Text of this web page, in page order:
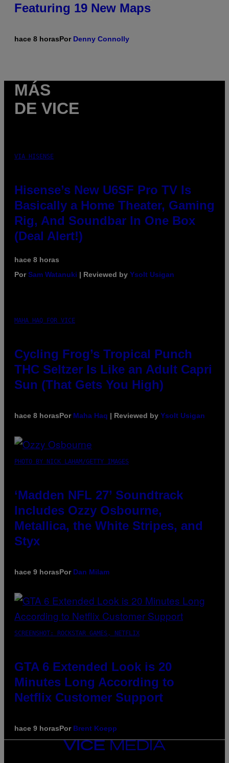
Featuring 19 New Maps
hace 8 horasPor Denny Connolly
MÁS
DE VICE
VIA HISENSE
Hisense’s New U6SF Pro TV Is
Basically a Home Theater, Gaming
Rig, And Soundbar In One Box
(Deal Alert!)
hace 8 horas
PorSam Watanuki | Reviewed by Ysolt Usigan
MAHA HAQ FOR VICE
Cycling Frog’s Tropical Punch
THC Seltzer Is Like an Adult Capri
Sun (That Gets You High)
hace 8 horasPor Maha Haq | Reviewed by Ysolt Usigan
PHOTO BY NICK LAHAM/GETTY IMAGES
‘Madden NFL 27’ Soundtrack
Includes Ozzy Osbourne,
Metallica, the White Stripes, and
Styx
hace 9 horasPor Dan Milam
SCREENSHOT: ROCKSTAR GAMES, NETFLIX
GTA 6 Extended Look is 20
Minutes Long According to
Netflix Customer Support
hace 9 horasPor Brent Koepp
VICE
MEDIA